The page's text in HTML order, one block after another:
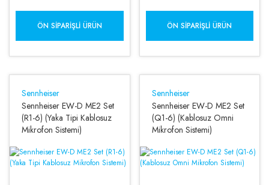
ÖN SIPARIŞLI ÜRÜN ÖN SIPARIŞLI ÜRÜN
Sennheiser
Sennheiser EW-D ME2 Set
(R1-6) (Yaka Tipi Kablosuz
Mikrofon Sistemi)
Sennheiser
Sennheiser EW-D ME2 Set
(Q1-6) (Kablosuz Omni
Mikrofon Sistemi)